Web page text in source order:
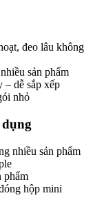
đeo lâu không
sản phẩm
– dễ sắp xếp
nhỏ
nhiều sản phẩm
phẩm
hộp mini